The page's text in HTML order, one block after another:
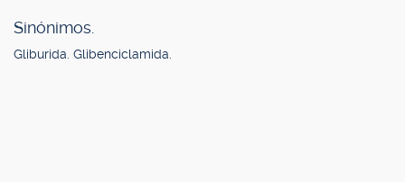
Sinónimos.
Gliburida. Glibenciclamida.